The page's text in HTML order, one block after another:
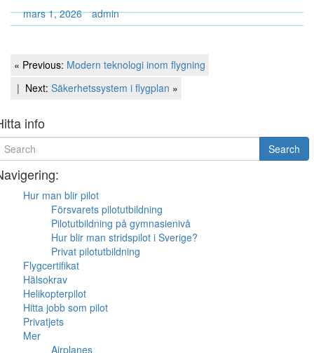
mars 1, 2026
admin
Inläggsnavigering
Previous
« Previous: Modern teknologi inom flygning
Next
Next: Säkerhetssystem i flygplan »
info
Search
Hur man blir pilot
Försvarets pilotutbildning
Pilotutbildning på gymnasienivå
Hur blir man stridspilot i Sverige?
Privat pilotutbildning
Flygcertifikat
Hälsokrav
Helikopterpilot
Hitta jobb som pilot
Privatjets
Mer
Airplanes